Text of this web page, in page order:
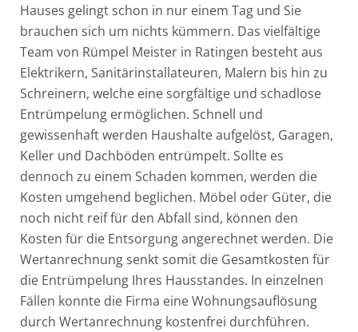
Hauses gelingt schon in nur einem Tag und Sie
brauchen sich um nichts kümmern. Das vielfältige
Team von Rümpel Meister in Ratingen besteht aus
Elektrikern, Sanitärinstallateuren, Malern bis hin zu
Schreinern, welche eine sorgfältige und schadlose
Entrümpelung ermöglichen. Schnell und
gewissenhaft werden Haushalte aufgelöst, Garagen,
Keller und Dachböden entrümpelt. Sollte es
dennoch zu einem Schaden kommen, werden die
Kosten umgehend beglichen. Möbel oder Güter, die
noch nicht reif für den Abfall sind, können den
Kosten für die Entsorgung angerechnet werden. Die
Wertanrechnung senkt somit die Gesamtkosten für
die Entrümpelung Ihres Hausstandes. In einzelnen
Fällen konnte die Firma eine Wohnungsauflösung
durch Wertanrechnung kostenfrei durchführen.